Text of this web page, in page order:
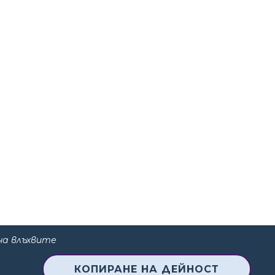
влъхвите
КОПИРАНЕ НА ДЕЙНОСТ